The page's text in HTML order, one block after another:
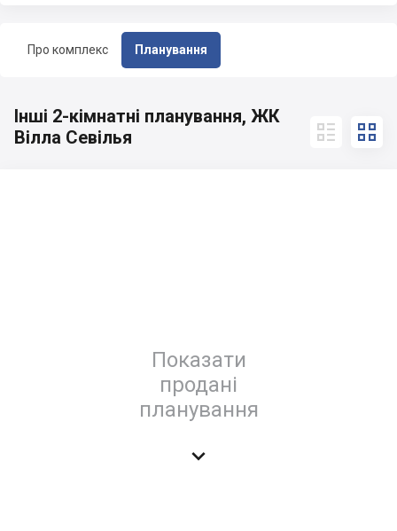
Про комплекс Планування
Інші 2-кімнатні планування, ЖК
Вілла Севілья
 
Показати
продані
планування
